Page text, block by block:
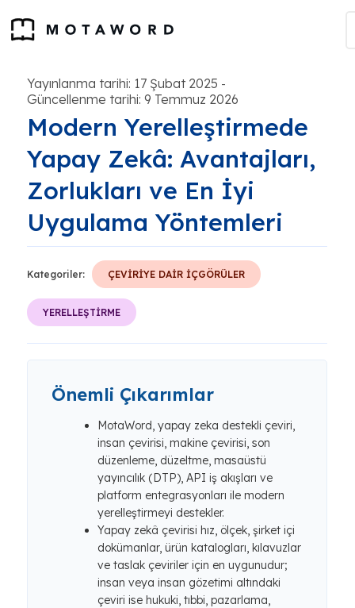
Yayınlanma tarihi: 17 Şubat 2025 -
Güncellenme tarihi: 9 Temmuz 2026
Modern Yerelleştirmede
Yapay Zekâ: Avantajları,
Zorlukları ve En İyi
Uygulama Yöntemleri
Kategoriler: ÇEVİRİYE DAİR İÇGÖRÜLER
YERELLEŞTİRME
Önemli Çıkarımlar
MotaWord, yapay zeka destekli çeviri,
insan çevirisi, makine çevirisi, son
düzenleme, düzeltme, masaüstü
yayıncılık (DTP), API iş akışları ve
platform entegrasyonları ile modern
yerelleştirmeyi destekler.
Yapay zekâ çevirisi hız, ölçek, şirket içi
dokümanlar, ürün katalogları, kılavuzlar
ve taslak çeviriler için en uygunudur;
insan veya insan gözetimi altındaki
çeviri ise hukuki, tıbbi, pazarlama,